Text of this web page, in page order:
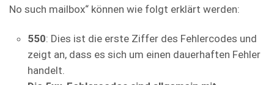
No such mailbox“ können wie folgt erklärt werden:
550: Dies ist die erste Ziffer des Fehlercodes und
zeigt an, dass es sich um einen dauerhaften Fehler
handelt.